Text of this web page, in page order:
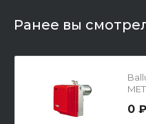
Ранее вы
0 ₽